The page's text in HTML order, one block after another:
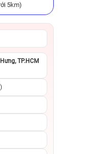
5km)
TP.HCM